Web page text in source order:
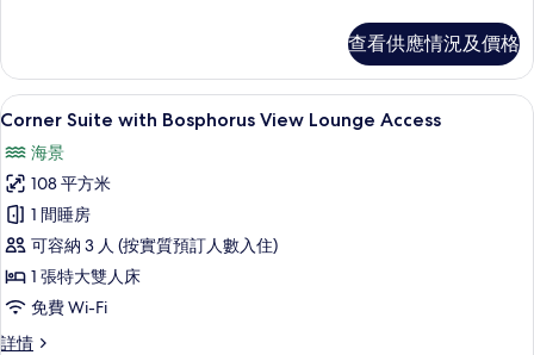
片
View
詳
情
查看供應情況及價格
載
所
有
Corner
Suite
with
Bosphorus
View
Corner Suite with Bosphorus View
6
Corner Suite with Bosphorus View Lounge Access
海景
108 平方米
1 間睡房
可容納 3 人 (按實質預訂人數入住)
1 張特大雙人床
免費 Wi-Fi
詳情
Corner